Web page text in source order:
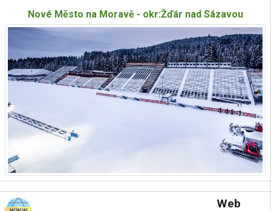
Nové Město na Moravě - okr:Žďár nad Sázavou
Web